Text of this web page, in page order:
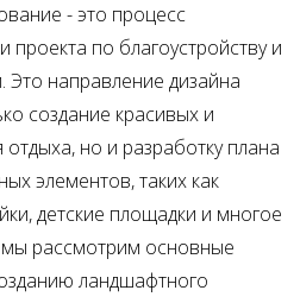
- это процесс
проекта по благоустройству и
Это направление дизайна
создание красивых и
но и разработку плана
элементов, таких как
детские площадки и многое
мы рассмотрим основные
ландшафтного